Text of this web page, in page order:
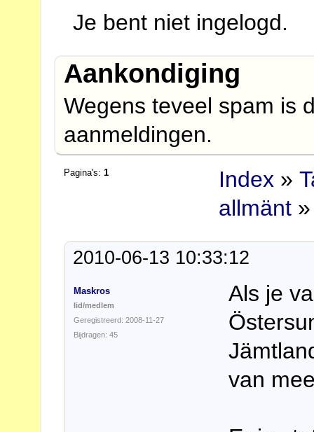
Je bent niet ingelogd.
Aankondiging
Wegens teveel spam is
aanmeldingen.
Pagina's:1 Index »
allmänt
2010-06-13 10:33:12
Maskros
lid/medlem
Geregistreerd: 2008-11-27
Bijdragen: 45
Als je
van